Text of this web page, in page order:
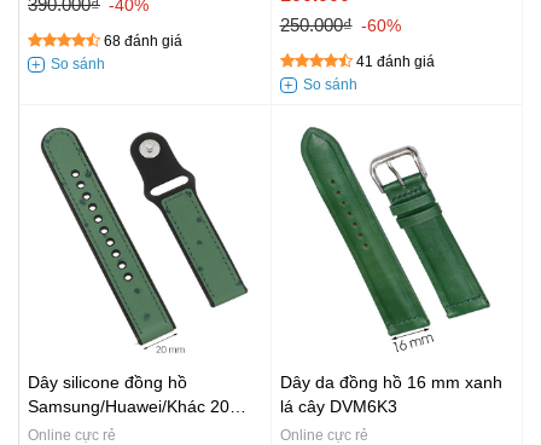
390.000₫ -40%
68 đánh giá
250.000₫ -60%
41 đánh giá
Dây silicone đồng hồ
Samsung/Huawei/Khác 20
mm Xanh Nhạt M08-04-20
Online cực rẻ
Dây da đồng hồ 16 mm xanh
lá cây DVM6K3
Online cực rẻ